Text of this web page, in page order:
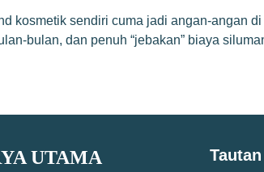
kosmetik sendiri cuma jadi angan-angan
bulan, dan penuh “jebakan” biaya
UTAMA